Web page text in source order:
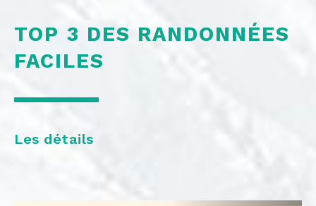
TOP 3 DES RANDONNÉES
FACILES
Les détails